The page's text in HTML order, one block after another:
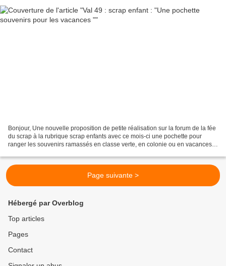
Bonjour, Une nouvelle proposition de petite réalisation sur la forum de la fée
du scrap à la rubrique scrap enfants avec ce mois-ci une pochette pour
ranger les souvenirs ramassés en classe verte, en colonie ou en vacances,
Page suivante >
Hébergé par Overblog
Top articles
Pages
Contact